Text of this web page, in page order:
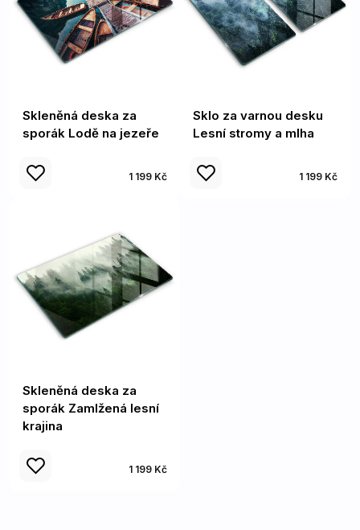
Skleněná deska za
sporák Lodě na jezeře
1 199 Kč
Sklo za varnou desku
Lesní stromy a mlha
1 199 Kč
Skleněná deska za
sporák Zamlžená lesní
krajina
1 199 Kč